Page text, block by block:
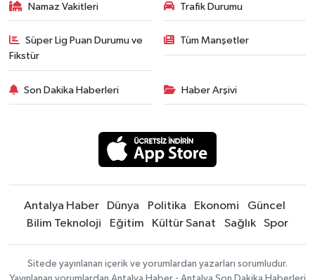
Namaz Vakitleri Trafik Durumu
Süper Lig Puan Durumu ve
Fikstür
Tüm Manşetler
Son Dakika Haberleri Haber Arşivi
Antalya Haber Dünya Politika Ekonomi
Güncel
Bilim Teknoloji
Eğitim Kültür Sanat Sağlık Spor
Sitede yayınlanan içerik ve yorumlardan yazarları sorumludur.